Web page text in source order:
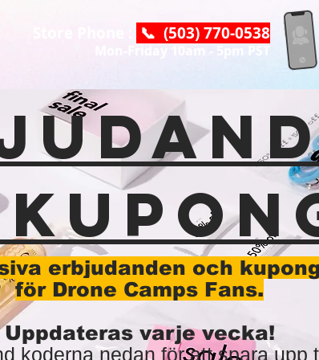
📞 (503) 770-0538
Mon-Friday 10am - 5pm PST
erbjudanden och
för Drone Camps Fans.
Uppdateras varje vecka!
koderna nedan för att spara upp